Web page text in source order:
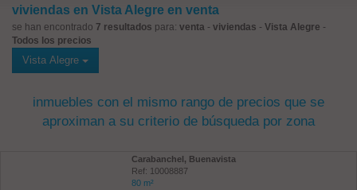
viviendas en Vista Alegre en venta
se han encontrado 7 resultados para: venta - viviendas - Vista Alegre -
Todos los precios
Vista Alegre
inmuebles con el mismo rango de precios que se
aproximan a su criterio de búsqueda por zona
Carabanchel, Buenavista
Ref: 10008887
80 m²